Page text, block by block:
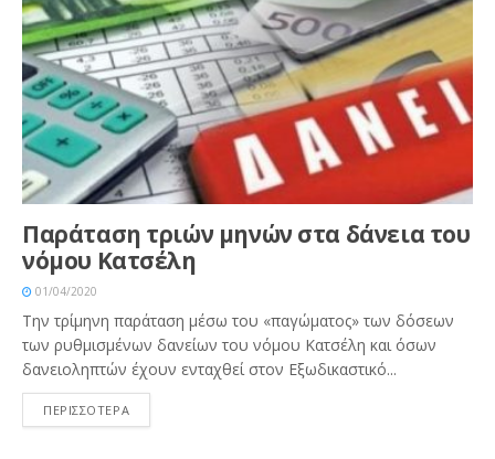
Παράταση τριών μηνών στα δάνεια του
νόμου Κατσέλη
01/04/2020
Την τρίμηνη παράταση μέσω του «παγώματος» των δόσεων
των ρυθμισμένων δανείων του νόμου Κατσέλη και όσων
δανειοληπτών έχουν ενταχθεί στον Εξωδικαστικό...
ΠΕΡΙΣΣΟΤΕΡΑ